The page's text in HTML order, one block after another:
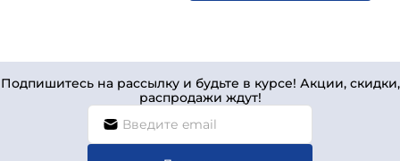
Подпишитесь на рассылку и будьте в курсе! Акции, скидки,
распродажи ждут!